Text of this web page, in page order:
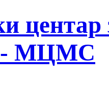
центар
- МЦМС